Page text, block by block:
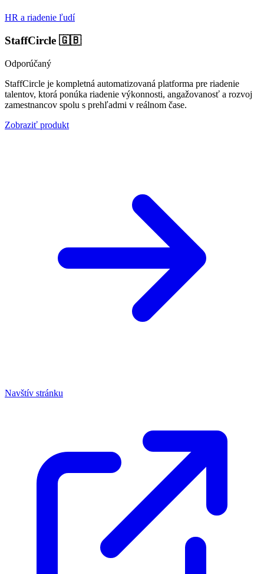
HR a riadenie ľudí
StaffCircle 🇬🇧
Odporúčaný
StaffCircle je kompletná automatizovaná platforma pre riadenie
talentov, ktorá ponúka riadenie výkonnosti, angažovanosť a rozvoj
zamestnancov spolu s prehľadmi v reálnom čase.
Zobraziť produkt
Navštív stránku